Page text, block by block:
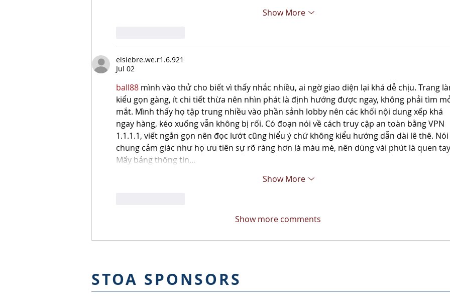
Show More
elsiebre.we.r1.6.921
Jul 02
ball88 mình vào thử cho biết vì thấy nhắc nhiều, ai ngờ giao diện lại khá dễ chịu. Trang
kiểu gọn gàng, ít chi tiết thừa nên nhìn phát là định hướng được ngay, không phải tìm
mắt. Mình thấy họ tập trung nhiều vào phần sảnh lobby nên các khối nội dung xếp khá
ngay hàng, kéo xuống vẫn không bị rối. Có đoạn nói về cách truy cập an toàn bằng VPN
1.1.1.1, viết ngắn gọn nên đọc lướt cũng hiểu ý chứ không kiểu hướng dẫn dài lê thê. Nói
chung cảm giác như họ ưu tiên sự rõ ràng hơn là màu mè, nên dùng vài phút là quen
Mấy bảng thông tin…
Show More
Show more comments
STOA SPONSORS